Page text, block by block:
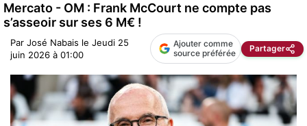
Mercato - OM : Frank McCourt ne compte pas
s’asseoir sur ses 6 M€ !
Par José Nabais le Jeudi 25
juin 2026 à 01:00
Ajouter comme
source préférée
Partager